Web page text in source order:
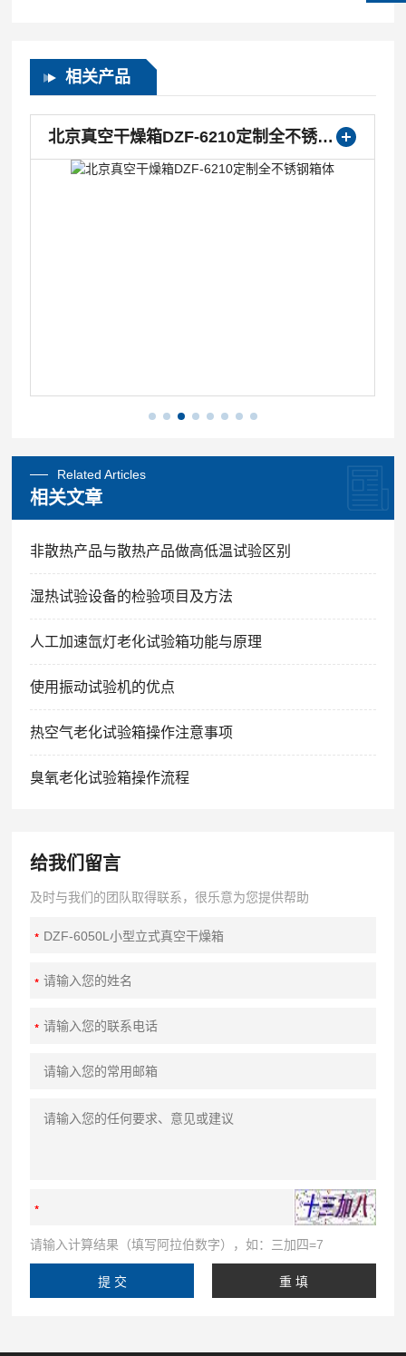
相关产品
北京真空干燥箱DZF-6210定制全不锈钢箱体
Related Articles
相关文章
非散热产品与散热产品做高低温试验区别
湿热试验设备的检验项目及方法
人工加速氙灯老化试验箱功能与原理
使用振动试验机的优点
热空气老化试验箱操作注意事项
臭氧老化试验箱操作流程
给我们留言
及时与我们的团队取得联系，很乐意为您提供帮助
请输入计算结果（填写阿拉伯数字），如：三加四=7